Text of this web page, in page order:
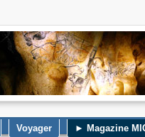
Voyager ► Magazine